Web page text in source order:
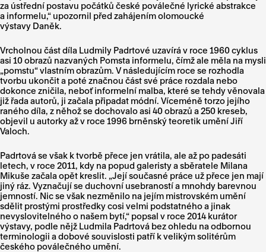
za ústřední postavu počátků české poválečné lyrické abstrakce
a informelu,“ upozornil před zahájením olomoucké
výstavy Daněk.
Vrcholnou část díla Ludmily Padrtové uzavírá v roce 1960 cyklus
asi 10 obrazů nazvaných Pomsta informelu, čímž ale měla na mysli
„pomstu“ vlastním obrazům. V následujícím roce se rozhodla
tvorbu ukončit a poté značnou část své práce rozdala nebo
dokonce zničila, neboť informelní malba, které se tehdy věnovala
již řada autorů, ji začala připadat módní. Víceméně torzo jejího
raného díla, z něhož se dochovalo asi 40 obrazů a 250 kreseb,
objevil u autorky až v roce 1996 brněnský teoretik umění Jiří
Valoch.
Padrtová se však k tvorbě přece jen vrátila, ale až po padesáti
letech, v roce 2011, kdy na popud galeristy a sběratele Milana
Mikuše začala opět kreslit. „Její současné práce už přece jen mají
jiný ráz. Vyznačují se duchovní usebraností a mnohdy barevnou
jemností. Nic se však nezměnilo na jejím mistrovském umění
sdělit prostými prostředky cosi velmi podstatného a jinak
nevyslovitelného o našem bytí,“ popsal v roce 2014 kurátor
výstavy, podle nějž Ludmila Padrtová bez ohledu na odbornou
terminologii a dobové souvislosti patří k velikým solitérům
českého poválečného umění.